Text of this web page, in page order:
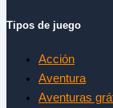
Tipos de juego
Acción
Aventura
Aventuras